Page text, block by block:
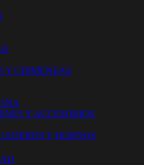
Y CHIMENEAS
Y ACCESORIOS
Y HORNOS